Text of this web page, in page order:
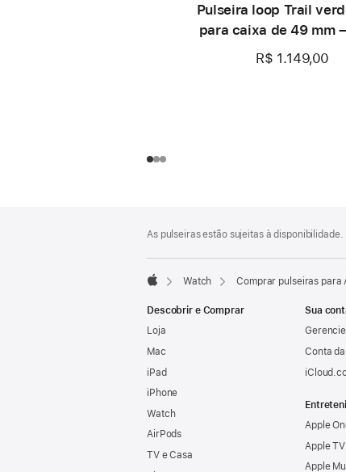
Pulseira loop Trail
para caixa de 49 mm
Preto de titânio
R$ 1.149,00
de
rodapé
As pulseiras estão sujeitas à disponibilidade.
Watch Comprar pulseiras para
Descobrir e Comprar
Loja
Mac
iPad
iPhone
Watch
AirPods
TV e Casa
Sua
Conta
Apple
Apple TV
Apple